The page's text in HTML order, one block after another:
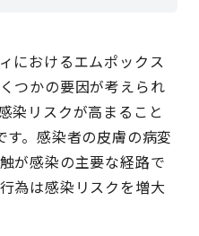
におけるエムポックス
つかの要因が考えられ
染リスクが高まること
。感染者の皮膚の病変
が感染の主要な経路で
為は感染リスクを増大